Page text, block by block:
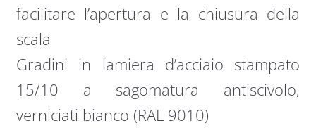
facilitare l’apertura e la chiusura della
scala
Gradini in lamiera d’acciaio stampato
15/10 a sagomatura antiscivolo,
verniciati bianco (RAL 9010)